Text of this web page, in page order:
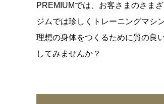
PREMIUMでは、お客さまのさま
ジムでは珍しくトレーニングマシ
理想の身体をつくるために質の良
してみませんか？